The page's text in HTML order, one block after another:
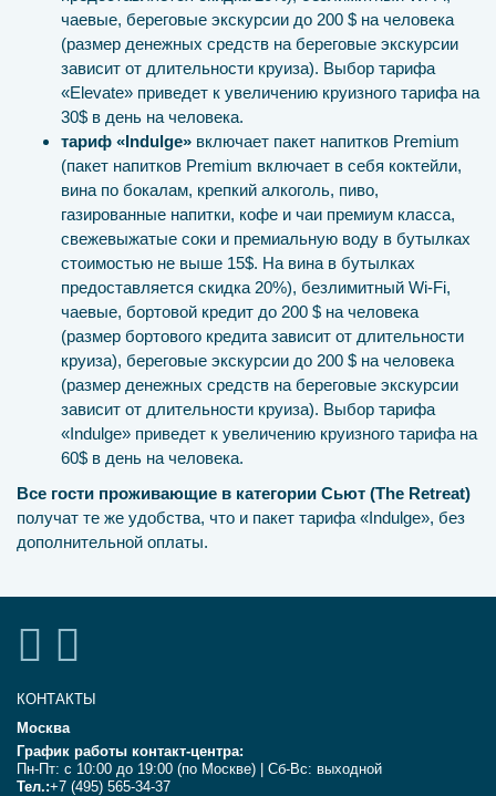
чаевые, береговые экскурсии до 200 $ на человека
(размер денежных средств на береговые экскурсии
зависит от длительности круиза). Выбор тарифа
«Elevate» приведет к увеличению круизного тарифа на
30$ в день на человека.
тариф «Indulge» включает пакет напитков Premium
(пакет напитков Premium включает в себя коктейли,
вина по бокалам, крепкий алкоголь, пиво,
газированные напитки, кофе и чаи премиум класса,
свежевыжатые соки и премиальную воду в бутылках
стоимостью не выше 15$. На вина в бутылках
предоставляется скидка 20%), безлимитный Wi-Fi,
чаевые, бортовой кредит до 200 $ на человека
(размер бортового кредита зависит от длительности
круиза), береговые экскурсии до 200 $ на человека
(размер денежных средств на береговые экскурсии
зависит от длительности круиза). Выбор тарифа
«Indulge» приведет к увеличению круизного тарифа на
60$ в день на человека.
Все гости проживающие в категории Сьют (The Retreat)
получат те же удобства, что и пакет тарифа «Indulge», без
дополнительной оплаты.
КОНТАКТЫ
Москва
График работы контакт-центра:
Пн-Пт: с 10:00 до 19:00 (по Москве) | Сб-Вс: выходной
Тел.:+7 (495) 565-34-37